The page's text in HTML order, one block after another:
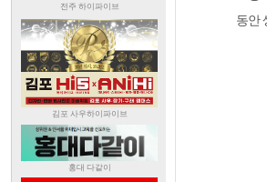
동안